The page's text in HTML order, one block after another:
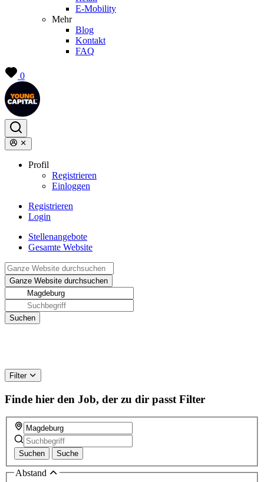
E-Mobility
Mehr
Blog
Kontakt
FAQ
0
Profil
Registrieren
Einloggen
Registrieren
Login
Stellenangebote
Gesamte Website
Filter
Finde hier den Job, der zu dir passt Filter
Suchen Suche
Abstand